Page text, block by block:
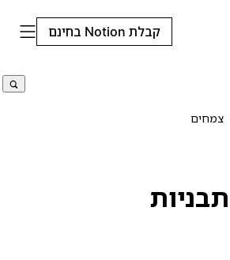
קבלת Notion בחינם
צמחים